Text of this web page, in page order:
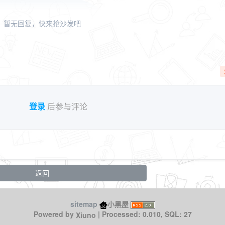
暂无回复，快来抢沙发吧
登录 后参与评论
返回
sitemap
小黑屋
Powered by Xiuno | Processed: 0.010, SQL: 27